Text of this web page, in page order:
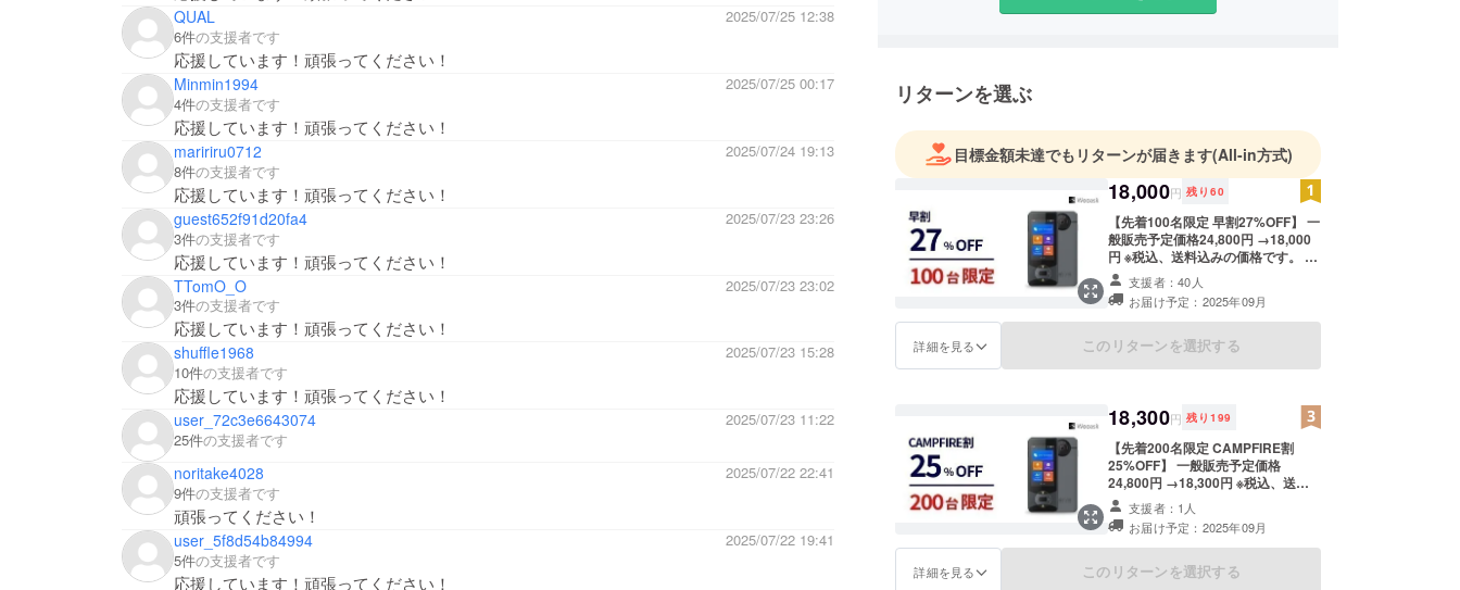
QUAL
2025/07/25 12:38
6件の支援者です
応援しています！頑張ってください！
Minmin1994
2025/07/25 00:17
4件の支援者です
応援しています！頑張ってください！
maririru0712
2025/07/24 19:13
8件の支援者です
応援しています！頑張ってください！
guest652f91d20fa4
2025/07/23 23:26
3件の支援者です
応援しています！頑張ってください！
TTomO_O
2025/07/23 23:02
3件の支援者です
応援しています！頑張ってください！
shuffle1968
2025/07/23 15:28
10件の支援者です
応援しています！頑張ってください！
user_72c3e6643074
2025/07/23 11:22
25件の支援者です
noritake4028
2025/07/22 22:41
9件の支援者です
頑張ってください！
user_5f8d54b84994
2025/07/22 19:41
5件の支援者です
応援しています！頑張ってください！
【代表者】
【所在地】
東京都渋谷区代々木1-49-5
グランリヴィエール１F
【問い合わせ先】
tel:03-4520-5430
リターンを選ぶ
目標金額未達でもリターンが届きます(All-in方式)
18,000円 残り 60
【先着100名限定 早割27%OFF】 一
般販売予定価格24,800円 →18,000
円 ※税込、送料込みの価格です。 ・
Wooask W10×1
支援者：40人
お届け予定：2025年09月
詳細を見る このリターンを選択する
18,300円 残り 199
【先着200名限定 CAMPFIRE割
25%OFF】 一般販売予定価格
24,800円 →18,300円 ※税込、送料
込みの価格です。 ・Wooask
W10×1支援者：1人
お届け予定：2025年09月
詳細を見る このリターンを選択する